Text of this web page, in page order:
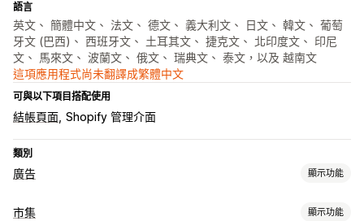
語言
英文、 簡體中文、 法文、 德文、 義大利文、 日文、 韓文、 葡萄
牙文 (巴西)、 西班牙文、 土耳其文、 捷克文、 北印度文、 印尼
文、 馬來文、 波蘭文、 俄文、 瑞典文、 泰文，以及 越南文
這項應用程式尚未翻譯成繁體中文
可與以下項目搭配使用
結帳頁面 Shopify 管理介面
類別
廣告 顯示功能
目標設定
市集 顯示功能